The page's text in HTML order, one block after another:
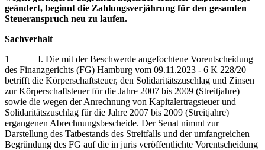
geändert, beginnt die Zahlungsverjährung für den gesamten
Steueranspruch neu zu laufen.
Sachverhalt
1 I. Die mit der Beschwerde angefochtene Vorentscheidung
des Finanzgerichts (FG) Hamburg vom 09.11.2023 - 6 K 228/20
betrifft die Körperschaftsteuer, den Solidaritätszuschlag und Zinsen
zur Körperschaftsteuer für die Jahre 2007 bis 2009 (Streitjahre)
sowie die wegen der Anrechnung von Kapitalertragsteuer und
Solidaritätszuschlag für die Jahre 2007 bis 2009 (Streitjahre)
ergangenen Abrechnungsbescheide. Der Senat nimmt zur
Darstellung des Tatbestands des Streitfalls und der umfangreichen
Begründung des FG auf die in juris veröffentlichte Vorentscheidung